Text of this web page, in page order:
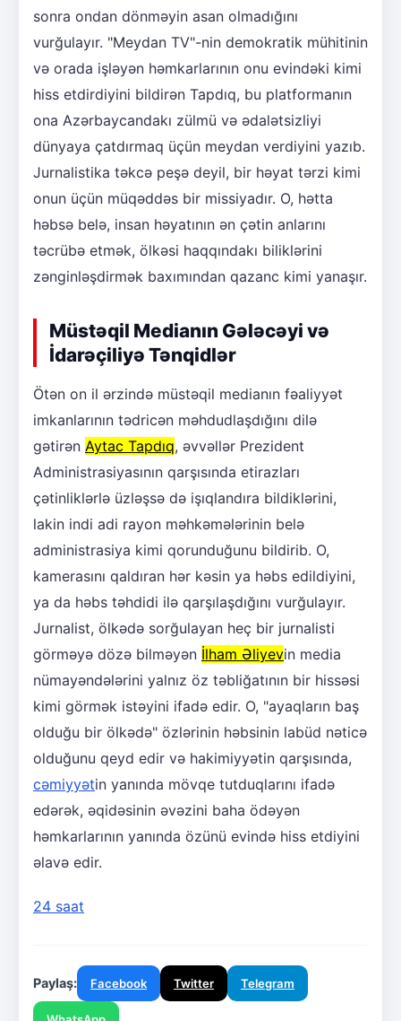
sonra ondan dönməyin asan olmadığını
vurğulayır. "Meydan TV"-nin demokratik mühitinin
və orada işləyən həmkarlarının onu evindəki kimi
hiss etdirdiyini bildirən Tapdıq, bu platformanın
ona Azərbaycandakı zülmü və ədalətsizliyi
dünyaya çatdırmaq üçün meydan verdiyini yazıb.
Jurnalistika təkcə peşə deyil, bir həyat tərzi kimi
onun üçün müqəddəs bir missiyadır. O, hətta
həbsə belə, insan həyatının ən çətin anlarını
təcrübə etmək, ölkəsi haqqındakı biliklərini
zənginləşdirmək baxımından qazanc kimi yanaşır.
Müstəqil Medianın Gələcəyi və
İdarəçiliyə Tənqidlər
Ötən on il ərzində müstəqil medianın fəaliyyət
imkanlarının tədricən məhdudlaşdığını dilə
gətirən Aytac Tapdıq, əvvəllər Prezident
Administrasiyasının qarşısında etirazları
çətinliklərlə üzləşsə də işıqlandıra bildiklərini,
lakin indi adi rayon məhkəmələrinin belə
administrasiya kimi qorunduğunu bildirib. O,
kamerasını qaldıran hər kəsin ya həbs edildiyini,
ya da həbs təhdidi ilə qarşılaşdığını vurğulayır.
Jurnalist, ölkədə sorğulayan heç bir jurnalisti
görməyə dözə bilməyən İlham Əliyevin media
nümayəndələrini yalnız öz təbliğatının bir hissəsi
kimi görmək istəyini ifadə edir. O, "ayaqların baş
olduğu bir ölkədə" özlərinin həbsinin labüd nəticə
olduğunu qeyd edir və hakimiyyətin qarşısında,
cəmiyyətin yanında mövqe tutduqlarını ifadə
edərək, əqidəsinin əvəzini baha ödəyən
həmkarlarının yanında özünü evində hiss etdiyini
əlavə edir.
24 saat
Paylaş: Facebook Twitter Telegram